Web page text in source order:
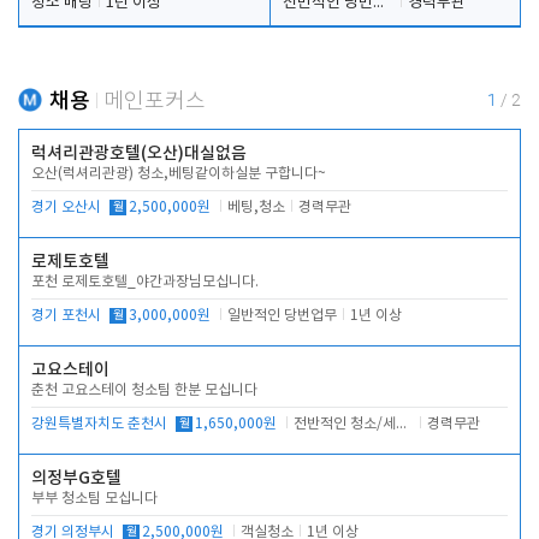
채용 메인포커스 1 / 2
럭셔리관광호텔(오산)대실없음
오산(럭셔리관광) 청소,베팅같이하실분 구합니다~
경기 오산시 월 2,500,000원 베팅,청소 경력무관
로제토호텔
포천 로제토호텔_야간과장님모십니다.
경기 포천시 월 3,000,000원 일반적인 당번업무 1년 이상
고요스테이
춘천 고요스테이 청소팀 한분 모십니다
강원특별자치도 춘천시 월 1,650,000원 전반적인 청소/세탁업무 경력무관
의정부G호텔
부부 청소팀 모십니다
경기 의정부시 월 2,500,000원 객실청소 1년 이상